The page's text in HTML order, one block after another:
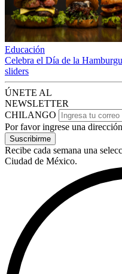
Educación
Celebra el Día de la
sliders
ÚNETE AL
NEWSLETTER
CHILANGO
Por favor ingrese una
Suscribirme
Recibe cada semana una
Ciudad de México.